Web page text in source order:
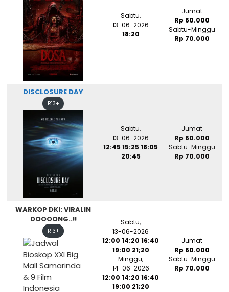
Sabtu,
13-06-2026
18:20
Jumat
Rp 60.000
Sabtu-Minggu
Rp 70.000
DISCLOSURE DAY
R13+
Sabtu,
13-06-2026
12:45 15:25 18:05
20:45
Jumat
Rp 60.000
Sabtu-Minggu
Rp 70.000
WARKOP DKI: VIRALIN
DOOOONG..!!
R13+
Sabtu,
13-06-2026
12:00 14:20 16:40
19:00 21;20
Minggu,
14-06-2026
12:00 14:20 16:40
19:00 21;20
Jumat
Rp 60.000
Sabtu-Minggu
Rp 70.000